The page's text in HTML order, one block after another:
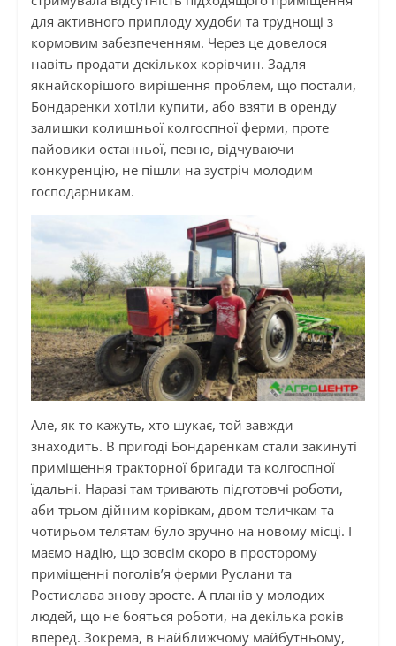
для активного приплоду худоби та труднощі з
кормовим забезпеченням. Через це довелося
навіть продати декількох корівчин. Задля
якнайскорішого вирішення проблем, що постали,
Бондаренки хотіли купити, або взяти в оренду
залишки колишньої колгоспної ферми, проте
пайовики останньої, певно, відчуваючи
конкуренцію, не пішли на зустріч молодим
господарникам.
Але, як то кажуть, хто шукає, той завжди
знаходить. В пригоді Бондаренкам стали закинуті
приміщення тракторної бригади та колгоспної
їдальні. Наразі там тривають підготовчі роботи,
аби трьом дійним корівкам, двом теличкам та
чотирьом телятам було зручно на новому місці. І
маємо надію, що зовсім скоро в просторому
приміщенні поголів’я ферми Руслани та
Ростислава знову зросте. А планів у молодих
людей, що не бояться роботи, на декілька років
вперед. Зокрема, в найближчому майбутньому,